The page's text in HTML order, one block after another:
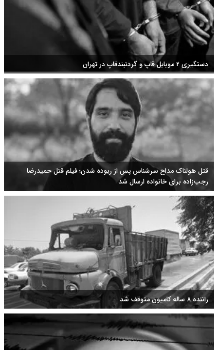
دستگیری ۲ موبایل قاپ و گردنبندقاپ در تهران
قتل هولناک مداح سرشناس پس از ربوده شدن؛ فیلم قتل حمیدرضا
رجب‌زاده برای خانواده ارسال شد
راننده ۸ ساله کامیون متوقف شد